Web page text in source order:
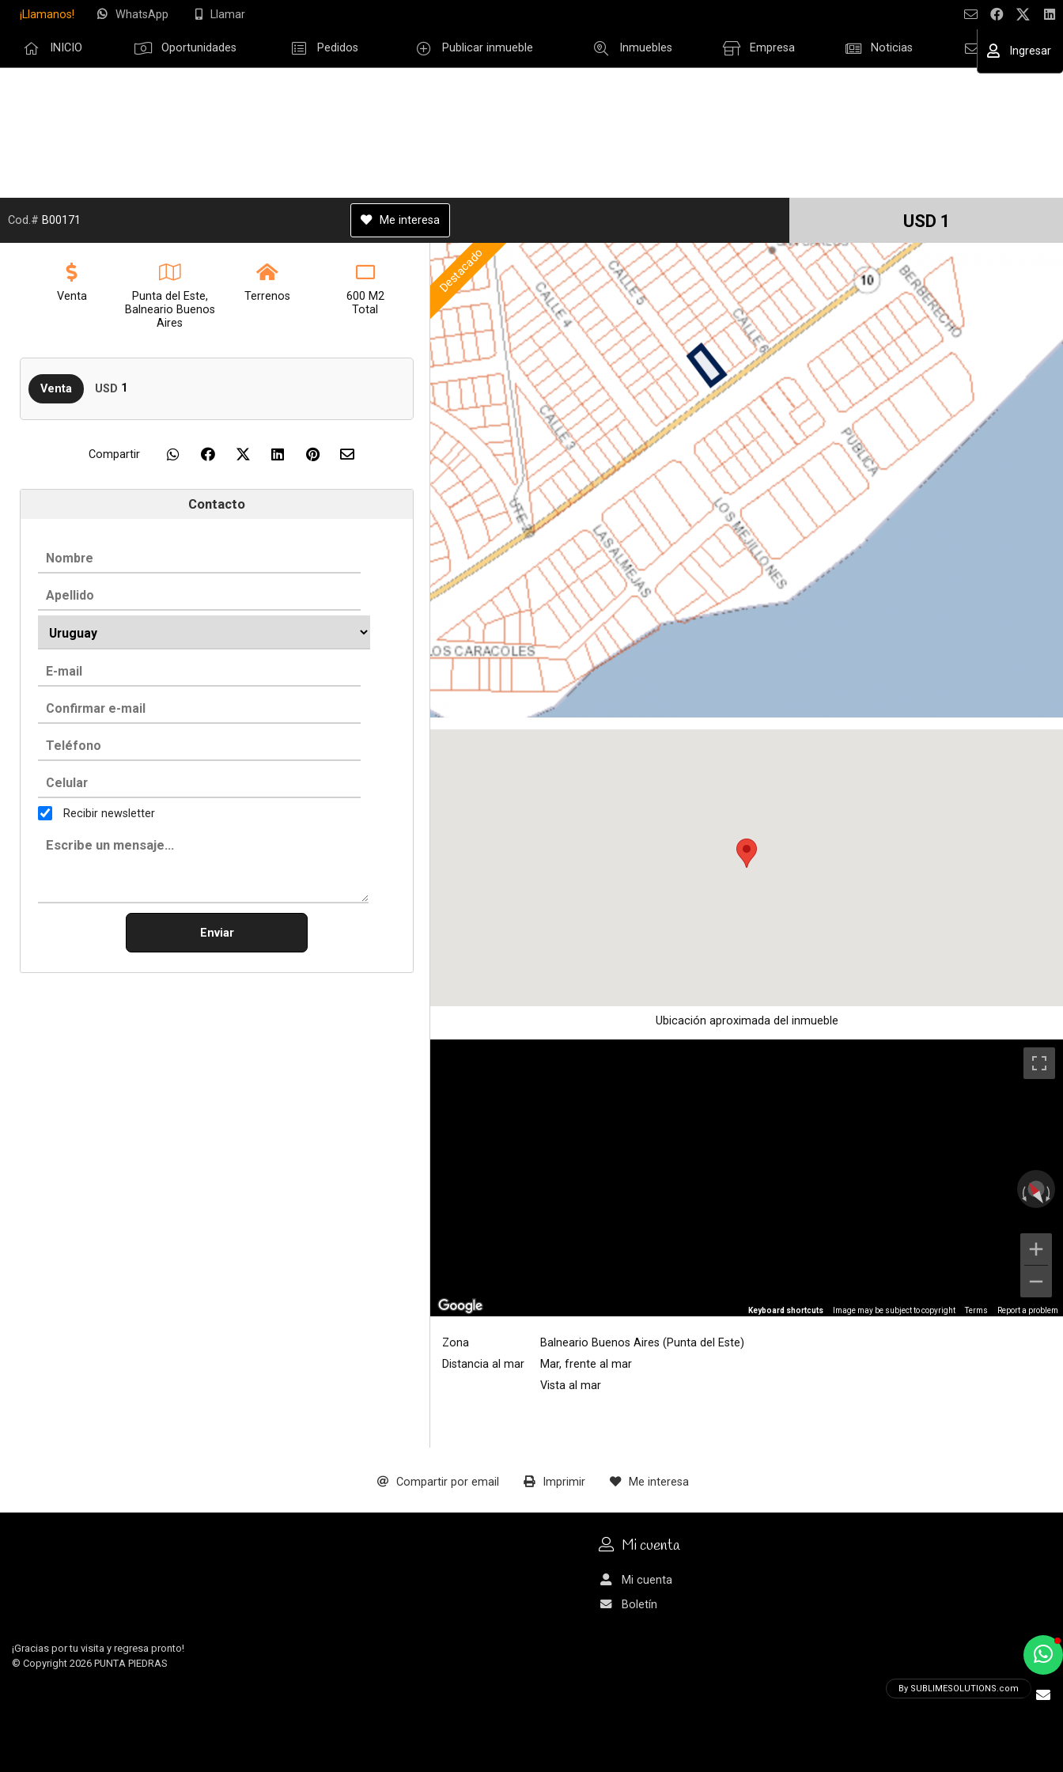
Enviar
¡Llamanos! WhatsApp Llamar
Usuario
Olvidé mi clave Registro
Ingresar
INICIO Oportunidades Pedidos Publicar inmueble Inmuebles Empresa Noticias Contacto
Cod.# B00171 Me interesa USD 1
Venta
Punta del Este,
Balneario Buenos
Aires
Terrenos
600 M2
Total
Venta USD 1
Compartir
Contacto
Recibir newsletter
Enviar
Destacado
Ubicación aproximada del inmueble
Keyboard shortcuts Image may be subject to copyright Terms Report a problem
Zona
Balneario Buenos Aires (Punta del Este)
Distancia al mar
Mar, frente al mar
Vista al mar
Compartir por email Imprimir Me interesa
Mi cuenta
Mi cuenta
Boletín
¡Gracias por tu visita y regresa pronto!
© Copyright 2026 PUNTA PIEDRAS
By SUBLIMESOLUTIONS.com